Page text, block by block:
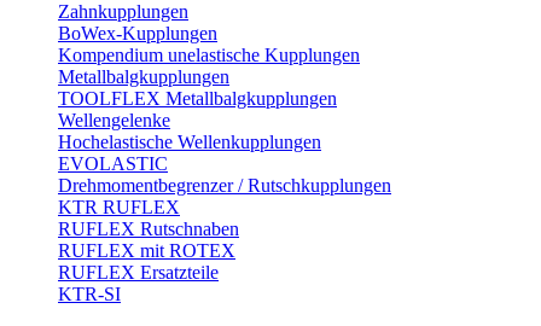
Zahnkupplungen
BoWex-Kupplungen
Kompendium unelastische Kupplungen
Metallbalgkupplungen
TOOLFLEX Metallbalgkupplungen
Wellengelenke
Hochelastische Wellenkupplungen
EVOLASTIC
Drehmomentbegrenzer / Rutschkupplungen
KTR RUFLEX
RUFLEX Rutschnaben
RUFLEX mit ROTEX
RUFLEX Ersatzteile
KTR-SI